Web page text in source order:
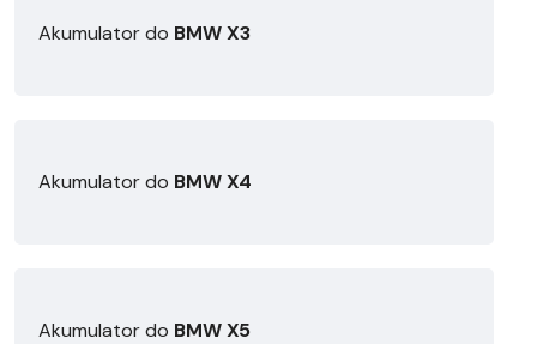
Akumulator do BMW X3
Akumulator do BMW X4
Akumulator do BMW X5